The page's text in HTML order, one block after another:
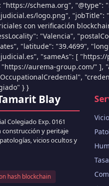
"https://schema.org", "@type":
logo.png", "jobTitle":
con verificación
"Valencia",
"latitude": "39.4699",
"sameAs": [
aurema-group.com/" ],
} }
Blay
Colegiado Exp. 0161
construcción y peritaje
vicios ocultos y
hash blockchain